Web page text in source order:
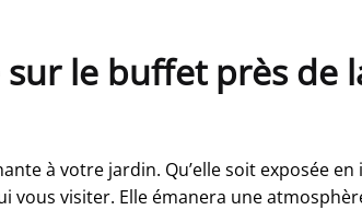
le buffet près de
à votre jardin. Qu’elle soit exposée
visiter. Elle émanera une